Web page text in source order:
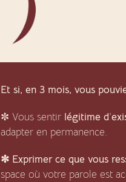
Et si, en 3 mois, vous
✼ Vous sentir légitime d’
adapter en permanence.
✼ Exprimer ce que vous
space où votre parole est